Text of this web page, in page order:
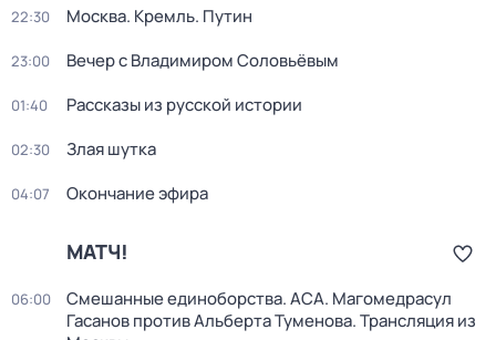
22:30 Москва. Кремль. Путин
23:00 Вечер с Владимиром Соловьёвым
01:40 Рассказы из русской истории
02:30 Злая шутка
04:07 Окончание эфира
МАТЧ!
06:00
Смешанные единоборства. ACA. Магомедрасул
Гасанов против Альберта Туменова. Трансляция из